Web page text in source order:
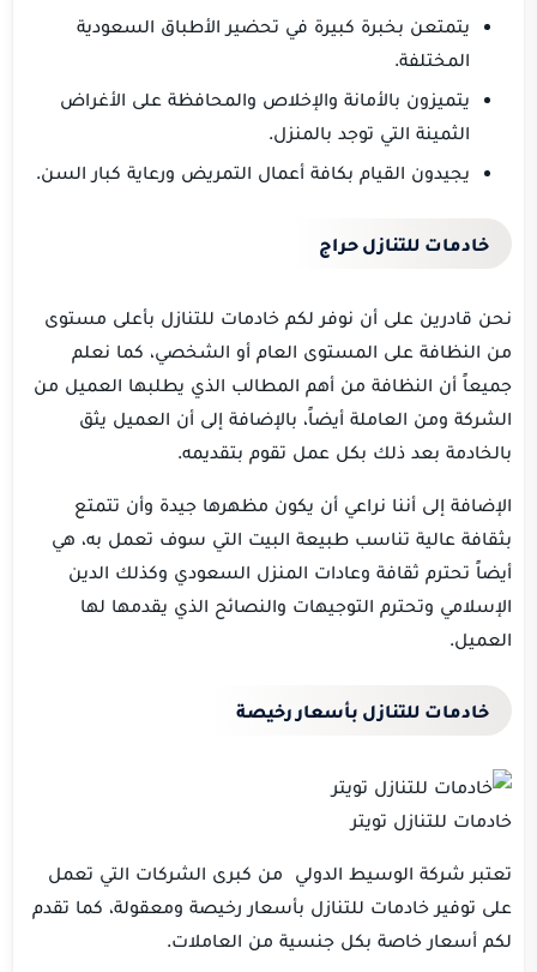
يتمتعن بخبرة كبيرة في تحضير الأطباق السعودية
المختلفة.
يتميزون بالأمانة والإخلاص والمحافظة على الأغراض
الثمينة التي توجد بالمنزل.
يجيدون القيام بكافة أعمال التمريض ورعاية كبار السن.
خادمات للتنازل حراج
نحن قادرين على أن نوفر لكم خادمات للتنازل بأعلى مستوى
من النظافة على المستوى العام أو الشخصي، كما نعلم
جميعاً أن النظافة من أهم المطالب الذي يطلبها العميل من
الشركة ومن العاملة أيضاً، بالإضافة إلى أن العميل يثق
بالخادمة بعد ذلك بكل عمل تقوم بتقديمه.
الإضافة إلى أننا نراعي أن يكون مظهرها جيدة وأن تتمتع
بثقافة عالية تناسب طبيعة البيت التي سوف تعمل به، هي
أيضاً تحترم ثقافة وعادات المنزل السعودي وكذلك الدين
الإسلامي وتحترم التوجيهات والنصائح الذي يقدمها لها
العميل.
خادمات للتنازل بأسعار رخيصة
خادمات للتنازل تويتر
تعتبر شركة الوسيط الدولي من كبرى الشركات التي تعمل
على توفير خادمات للتنازل بأسعار رخيصة ومعقولة، كما تقدم
لكم أسعار خاصة بكل جنسية من العاملات.